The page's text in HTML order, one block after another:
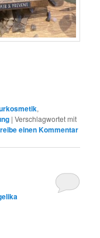
,
|Verschlagwortet mit
einen Kommentar